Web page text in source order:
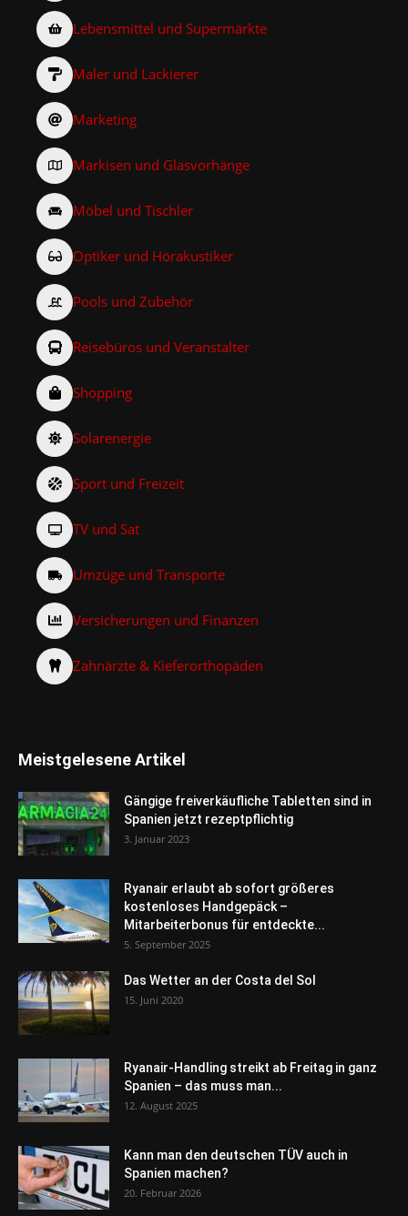
Lebensmittel und Supermärkte
Maler und Lackierer
Marketing
Markisen und Glasvorhänge
Möbel und Tischler
Optiker und Hörakustiker
Pools und Zubehör
Reisebüros und Veranstalter
Shopping
Solarenergie
Sport und Freizeit
TV und Sat
Umzüge und Transporte
Versicherungen und Finanzen
Zahnärzte & Kieferorthopäden
Meistgelesene Artikel
Gängige freiverkäufliche Tabletten sind in
Spanien jetzt rezeptpflichtig
3. Januar 2023
Ryanair erlaubt ab sofort größeres
kostenloses Handgepäck –
Mitarbeiterbonus für entdeckte...
5. September 2025
Das Wetter an der Costa del Sol
15. Juni 2020
Ryanair-Handling streikt ab Freitag in ganz
Spanien – das muss man...
12. August 2025
Kann man den deutschen TÜV auch in
Spanien machen?
20. Februar 2026